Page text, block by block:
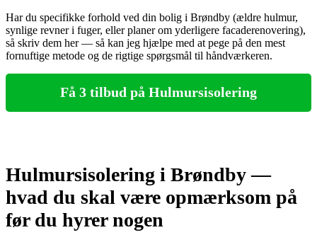
Har du specifikke forhold ved din bolig i Brøndby (ældre hulmur,
synlige revner i fuger, eller planer om yderligere facaderenovering),
så skriv dem her — så kan jeg hjælpe med at pege på den mest
fornuftige metode og de rigtige spørgsmål til håndværkeren.
Få 3 tilbud på Hulmursisolering
Hulmursisolering i Brøndby —
hvad du skal være opmærksom på
før du hyrer nogen